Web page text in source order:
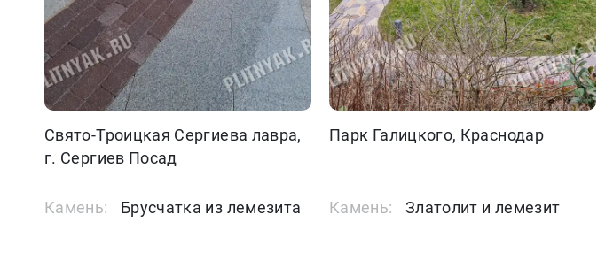
Свято-Троицкая Сергиева лавра,
г. Сергиев Посад
Камень: Брусчатка из лемезита
Парк Галицкого, Краснодар
Камень: Златолит и лемезит